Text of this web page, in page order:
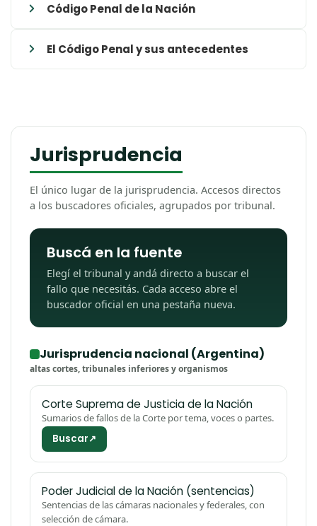
Código Penal de la Nación
El Código Penal y sus antecedentes
Tomo 2
Tomo 3
Tomo 4
Tomo 5
Tomo 6
Tomo 7
Jurisprudencia
El único lugar de la jurisprudencia. Accesos directos
a los buscadores oficiales, agrupados por tribunal.
Buscá en la fuente
Elegí el tribunal y andá directo a buscar el
fallo que necesitás. Cada acceso abre el
buscador oficial en una pestaña nueva.
Jurisprudencia nacional (Argentina)
altas cortes, tribunales inferiores y organismos
Corte Suprema de Justicia de la Nación
Sumarios de fallos de la Corte por tema, voces o partes.
Buscar↗
Poder Judicial de la Nación (sentencias)
Sentencias de las cámaras nacionales y federales, con
selección de cámara.